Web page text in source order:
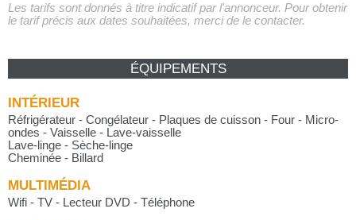
Les tarifs sont donnés à titre indicatif par l'annonceur. Pour obtenir
le tarif précis aux dates souhaitées, merci de le contacter.
ÉQUIPEMENTS
INTÉRIEUR
Réfrigérateur - Congélateur - Plaques de cuisson - Four - Micro-
ondes - Vaisselle - Lave-vaisselle
Lave-linge - Sèche-linge
Cheminée - Billard
MULTIMÉDIA
Wifi - TV - Lecteur DVD - Téléphone